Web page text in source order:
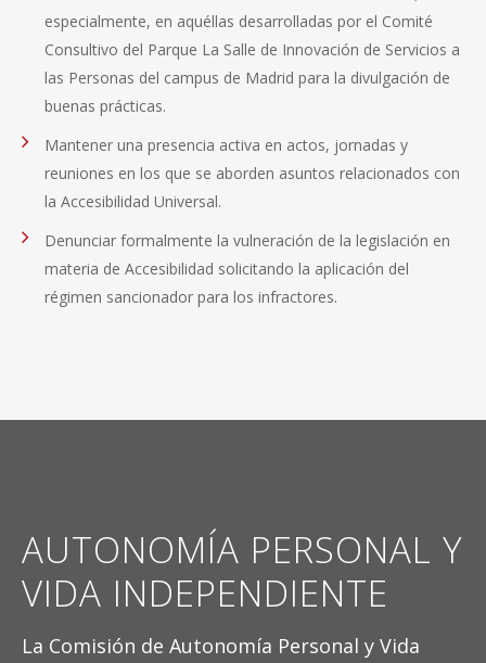
especialmente, en aquéllas desarrolladas por el Comité
Consultivo del Parque La Salle de Innovación de Servicios a
las Personas del campus de Madrid para la divulgación de
buenas prácticas.
Mantener una presencia activa en actos, jornadas y
reuniones en los que se aborden asuntos relacionados con
la Accesibilidad Universal.
Denunciar formalmente la vulneración de la legislación en
materia de Accesibilidad solicitando la aplicación del
régimen sancionador para los infractores.
AUTONOMÍA PERSONAL Y
VIDA INDEPENDIENTE
La Comisión de Autonomía Personal y Vida